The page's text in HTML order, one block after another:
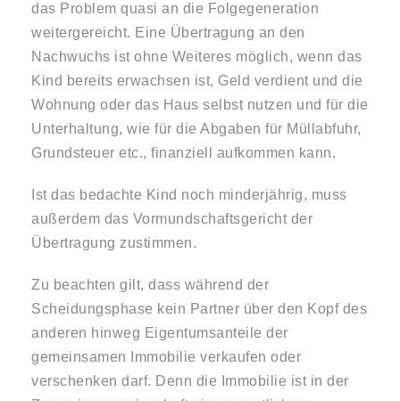
das Problem quasi an die Folgegeneration
weitergereicht. Eine Übertragung an den
Nachwuchs ist ohne Weiteres möglich, wenn das
Kind bereits erwachsen ist, Geld verdient und die
Wohnung oder das Haus selbst nutzen und für die
Unterhaltung, wie für die Abgaben für Müllabfuhr,
Grundsteuer etc., finanziell aufkommen kann.
Ist das bedachte Kind noch minderjährig, muss
außerdem das Vormundschaftsgericht der
Übertragung zustimmen.
Zu beachten gilt, dass während der
Scheidungsphase kein Partner über den Kopf des
anderen hinweg Eigentumsanteile der
gemeinsamen Immobilie verkaufen oder
verschenken darf. Denn die Immobilie ist in der